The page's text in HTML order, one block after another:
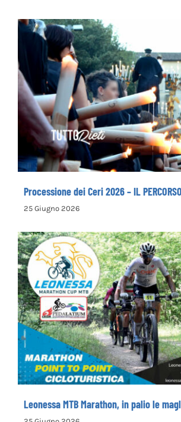
Ultime notizie
Processione dei Ceri 2026 – IL
25 Giugno 2026
Leonessa MTB Marathon, in
tricolori